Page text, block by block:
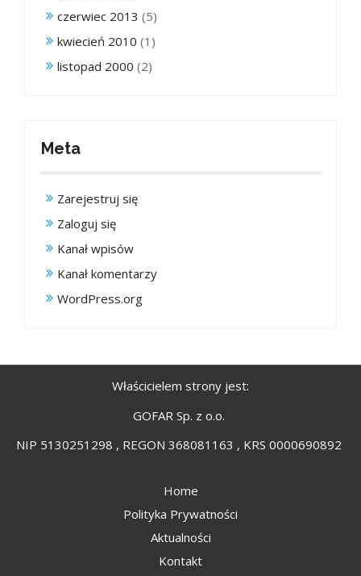
czerwiec 2013 (5)
kwiecień 2010 (1)
listopad 2000 (2)
Meta
Zarejestruj się
Zaloguj się
Kanał wpisów
Kanał komentarzy
WordPress.org
Właścicielem strony jest:
GOFAR Sp. z o.o.
NIP 5130251298 , REGON 368081163 , KRS 0000690892
Home
Polityka Prywatności
Aktualności
Kontakt